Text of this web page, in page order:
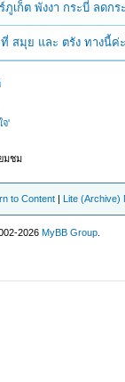
เก็ต พังงา กระบี่ ลดกร
สมุย และ ตรัง ทางนี้ค่
จ'
มชม
to Content | Lite (Archive)
2026MyBB Group